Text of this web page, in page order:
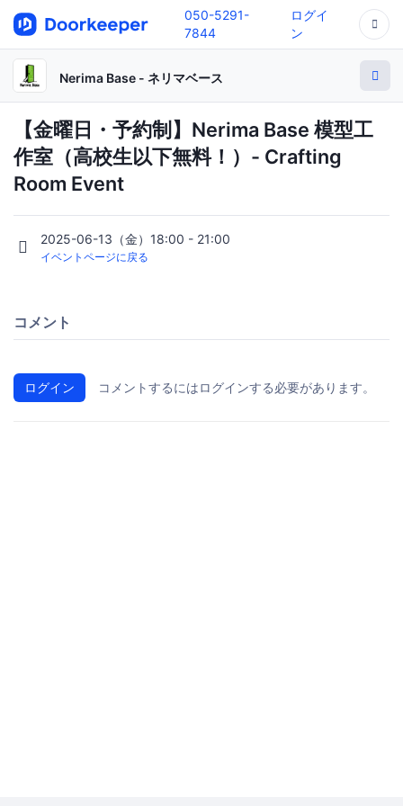
050-5291-
7844
ログイ
ン
Nerima Base - ネリマベース
【金曜日・予約制】Nerima Base 模型工
作室（高校生以下無料！）- Crafting
Room Event
2025-06-13（金）18:00 - 21:00
イベントページに戻る
コメント
ログイン コメントするにはログインする必要があります。